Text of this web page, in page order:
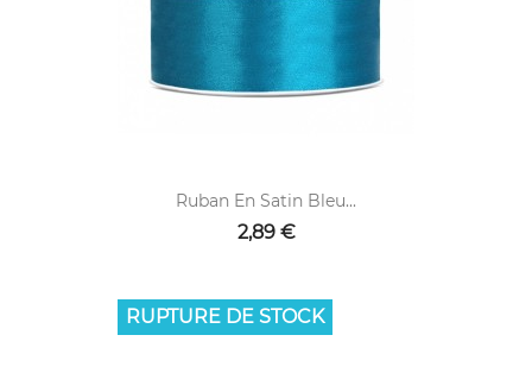
Ruban En Satin Bleu...
2,89 €
RUPTURE DE STOCK